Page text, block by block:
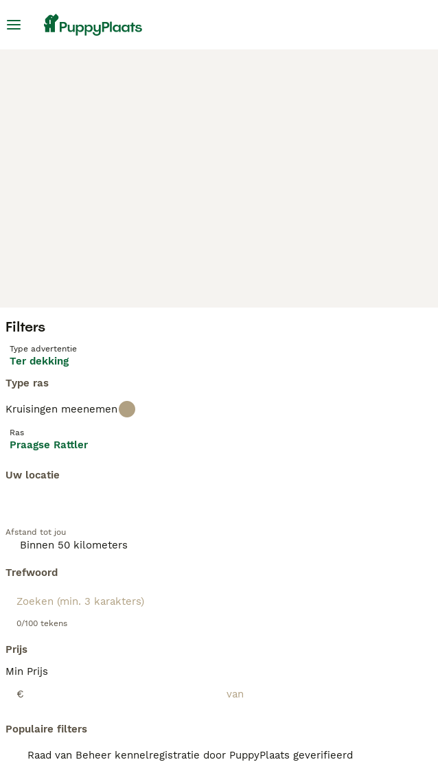
Filters
Type advertentie
Ter dekking
Type ras
Kruisingen meenemen
Ras
Praagse Rattler
Uw locatie
Afstand tot jou
Trefwoord
0/100 tekens
Prijs
Min Prijs
€
Populaire filters
Raad van Beheer kennelregistratie door PuppyPlaats geverifieerd